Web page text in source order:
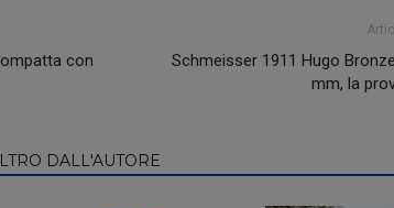
con
Schmeisser 1911 Hugo
mm, la
DALL'AUTORE